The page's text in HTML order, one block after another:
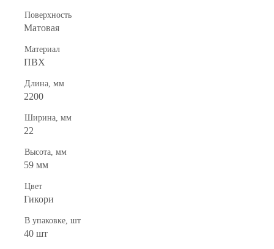
Поверхность
Матовая
Материал
ПВХ
Длина, мм
2200
Ширина, мм
22
Высота, мм
59 мм
Цвет
Гикори
В упаковке, шт
40 шт